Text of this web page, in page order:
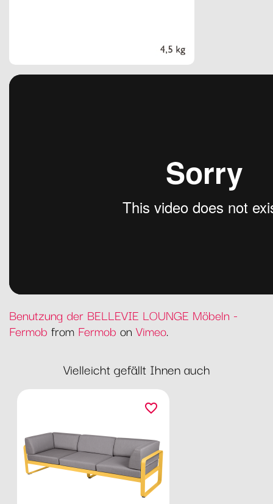
Benutzung der BELLEVIE LOUNGE Möbeln -
Fermob from Fermob on Vimeo.
Vielleicht gefällt Ihnen auch
favorite_border